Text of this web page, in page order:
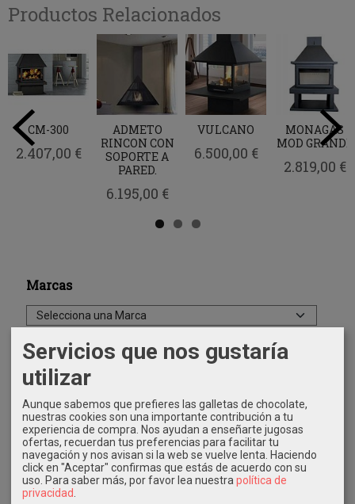
Marcas
Costes de Envío
GRATIS *
Consultar Destinos
Tu Carrito (0)
Productos Relacionados
CM-300
2.407,00 €
ADMETO
RINCON CON
SOPORTE A
PARED.
6.195,00 €
VULCANO
6.500,00 €
MONAGAS
MOD GRANDE
2.819,00 €
Servicios que nos gustaría
utilizar
Aunque sabemos que prefieres las galletas de chocolate,
nuestras cookies son una importante contribución a tu
experiencia de compra. Nos ayudan a enseñarte jugosas
ofertas, recuerdan tus preferencias para facilitar tu
navegación y nos avisan si la web se vuelve lenta. Haciendo
click en "Aceptar" confirmas que estás de acuerdo con su
uso. Para saber más, por favor lea nuestra política de
privacidad